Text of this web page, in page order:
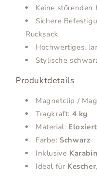
Keine störenden
Sichere
Rucksack
Hochwertiges,
Stylische
Produktdetails
Magnetclip /
Tragkraft: 4 kg
Material:
Farbe: Schwarz
Inklusive
Ideal für